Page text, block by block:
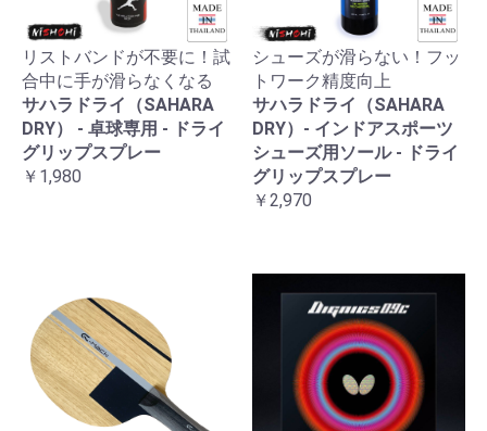
リストバンドが不要に！試
合中に手が滑らなくなる
サハラドライ（SAHARA
DRY） - 卓球専用 - ドライ
グリップスプレー
￥1,980
シューズが滑らない！フッ
トワーク精度向上
サハラドライ（SAHARA
DRY）- インドアスポーツ
シューズ用ソール - ドライ
グリップスプレー
￥2,970